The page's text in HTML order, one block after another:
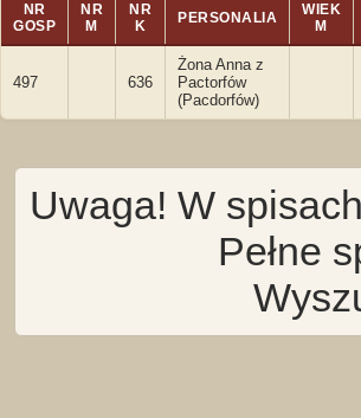
NR
GOSP
NR
M
NR
K
PERSONALIA
WIEK
M
497 636
Żona Anna z
Pactorfów
(Pacdorfów)
Uwaga! W
Pełne